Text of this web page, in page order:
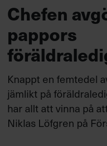
Annonsera
Om oss
Kontakta oss
Utbildning
Populära
Chefen
pappors
Knappt en femtedel
jämlikt på
har allt att vinna på
Niklas Löfgren på